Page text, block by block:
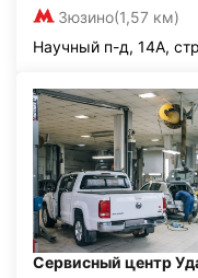
Зюзино(1,57 км)
Научный п-д, 14А,
Сервисный центр